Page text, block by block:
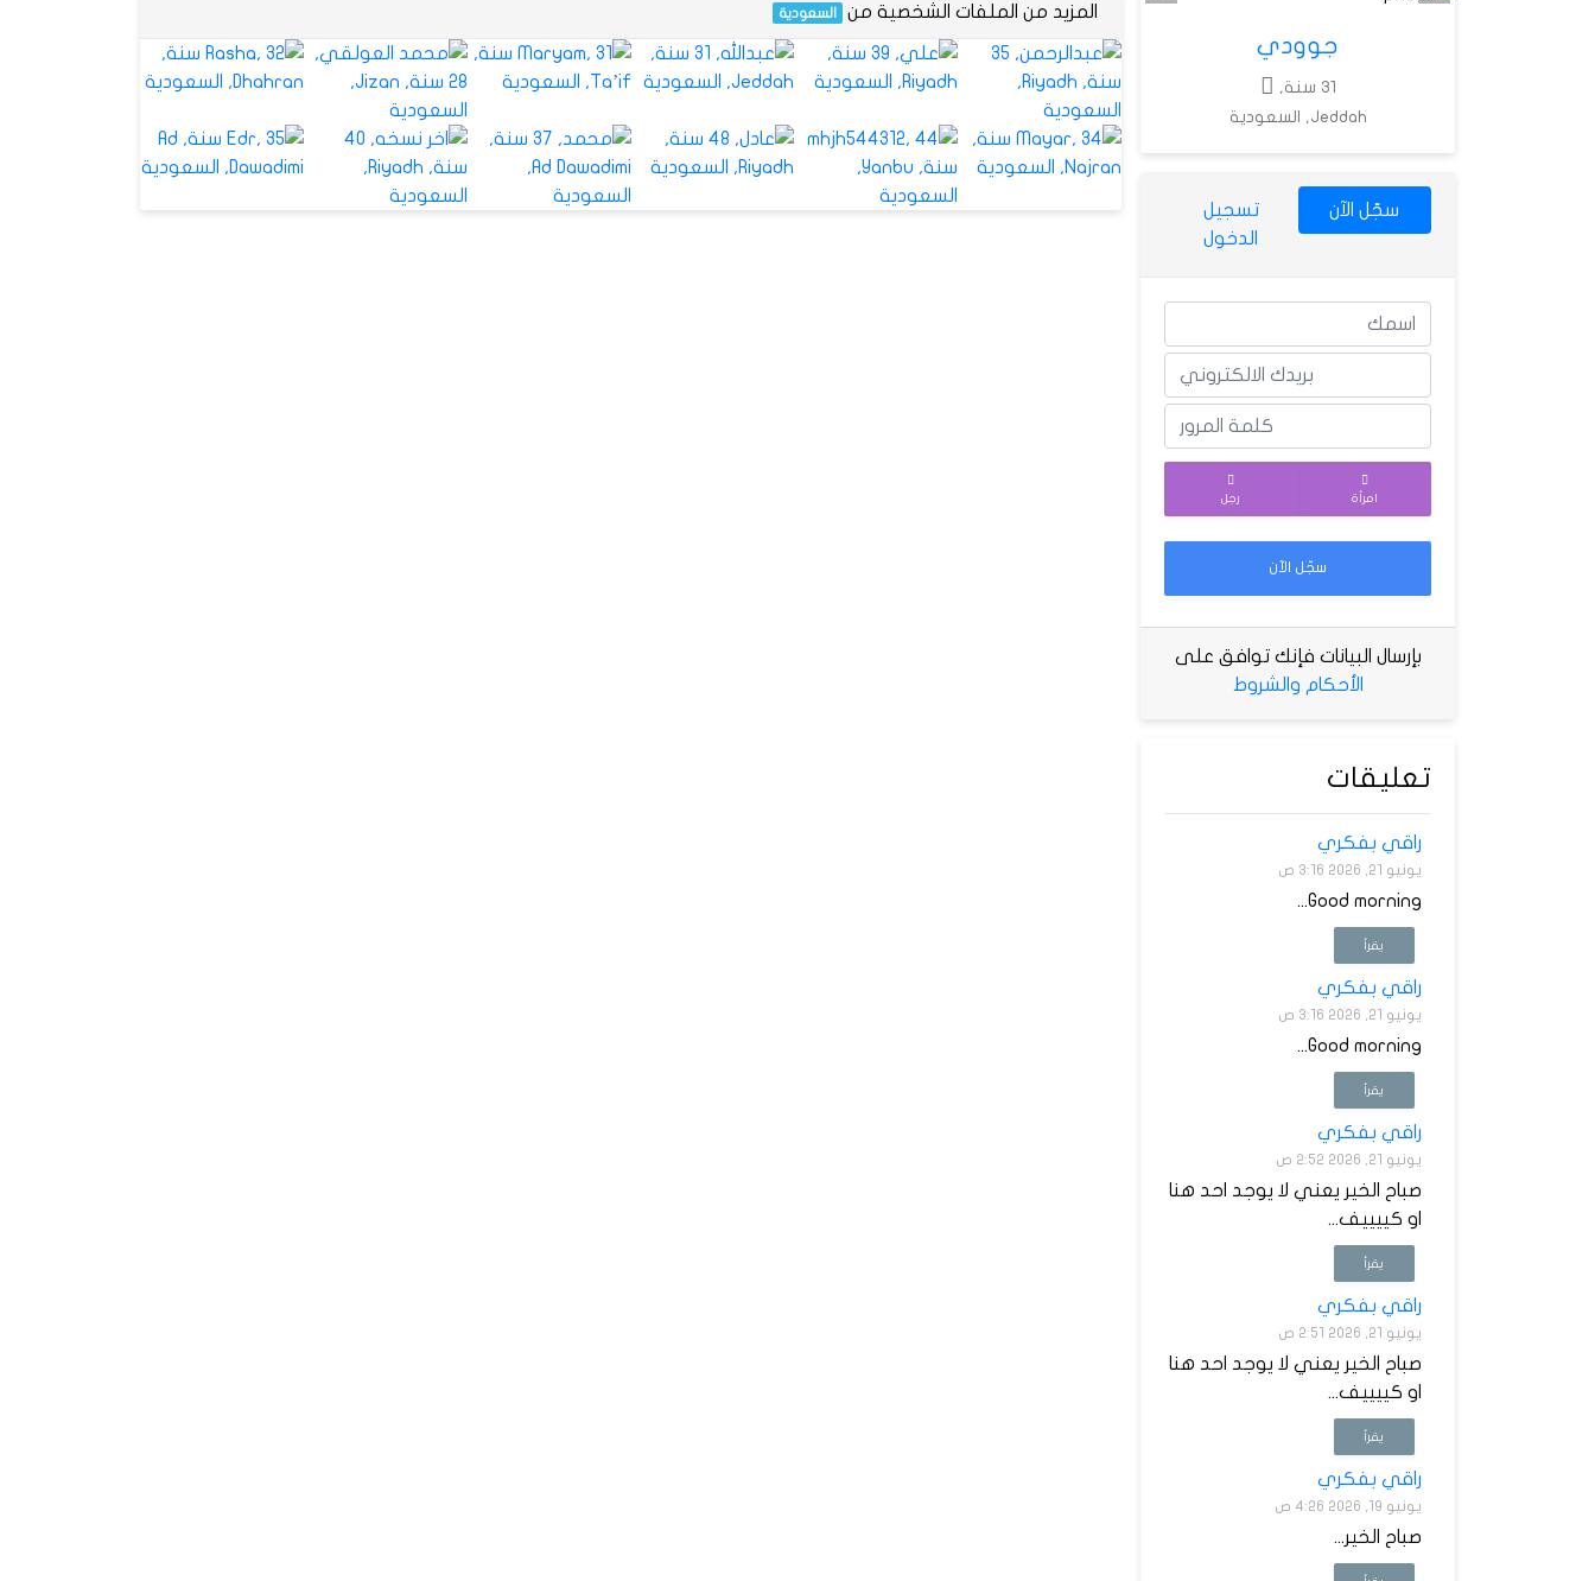
المزيد من الملفات الشخصية من السعودية
جوودي
31 سنة,
Jeddah, السعودية
سجّل الآن
تسجيل
الدخول
امرأة رجل
سجّل الآن
بإرسال البيانات فإنك توافق على
الأحكام والشروط
تعليقات
راقي بفكري
يونيو 21, 2026 3:16 ص
Good morning...
يقرأ
راقي بفكري
يونيو 21, 2026 3:16 ص
Good morning...
يقرأ
راقي بفكري
يونيو 21, 2026 2:52 ص
صباح الخير يعني لا يوجد احد هنا
او كييييف...
يقرأ
راقي بفكري
يونيو 21, 2026 2:51 ص
صباح الخير يعني لا يوجد احد هنا
او كييييف...
يقرأ
راقي بفكري
يونيو 19, 2026 4:26 ص
صباح الخير...